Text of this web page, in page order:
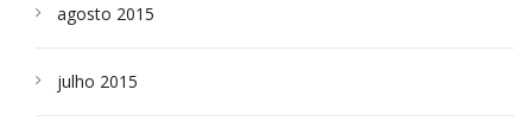
agosto 2015
julho 2015